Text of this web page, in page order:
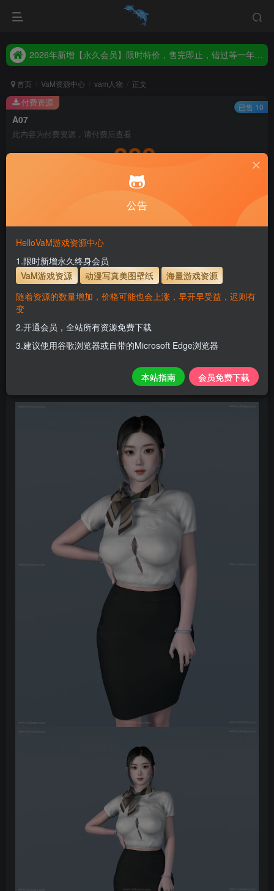
2026年新增【永久会员】限时特价，售完即止，错过等一年！！！
2026年新增【永久会员】限时特价，售完即止，错过等一年！！！
首页 VaM资源中心 vam人物 正文
A07
此内容为付费资源，请付费后查看
300
永久至尊会员终生有效
会员免费下载资源
主流网盘——高速下载
支付页面打不开或支付后不跳转请联系QQ：3317425885
使用方法
解压后，放进文件夹AddonPackages即可，更多请看本
站教程
解压码为本网址
www.hellovam.com
付费资源 已售 10
A07
关注 私信
0 122 10
公告
HelloVaM游戏资源中心
1.限时新增永久终身会员
VaM游戏资源
动漫写真美图壁纸
海量游戏资源
随着资源的数量增加，价格可能也会上涨，早开早受益，迟则有
变
2.开通会员，全站所有资源免费下载
3.建议使用谷歌浏览器或自带的Microsoft Edge浏览器
本站指南 会员免费下载